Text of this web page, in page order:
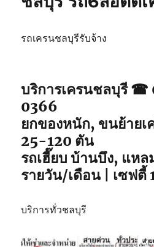
เฮี๊ยบ
รถ
จอด
รถเครนชลบุรีรับจ้าง
บริการเครนชลบุรี
0366
ยกของหนัก, ขนย้ายเ
25-120 ตัน
รถเฮี๊ยบ บ้านบึง, แหล
รายวัน/เดือน | เซฟตี้
บริการทั่วชลบุรี